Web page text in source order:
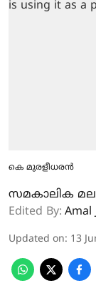
കെ മുരളീധരന്‍
സമകാലിക
Edited By: Amal
Updated on: 13